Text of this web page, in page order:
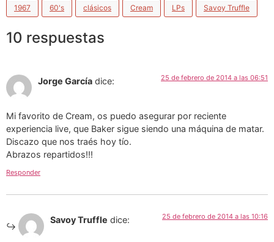
1967 60's clásicos Cream LPs Savoy Truffle
10 respuestas
Jorge García dice: 25 de febrero de 2014 a las 06:51
Mi favorito de Cream, os puedo asegurar por reciente
experiencia live, que Baker sigue siendo una máquina de matar.
Discazo que nos traés hoy tío.
Abrazos repartidos!!!
Responder
Savoy Truffle dice: 25 de febrero de 2014 a las 10:16